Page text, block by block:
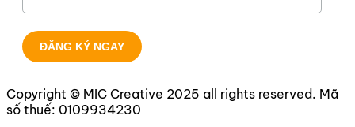
Copyright © MIC Creative 2025 all rights reserved. Mã
số thuế: 0109934230